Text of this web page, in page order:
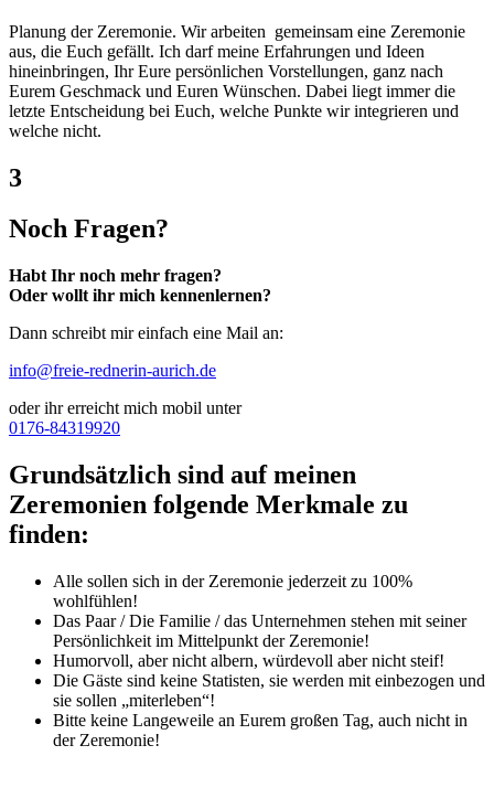
Planung der Zeremonie. Wir arbeiten gemeinsam eine Zeremonie
aus, die Euch gefällt. Ich darf meine Erfahrungen und Ideen
hineinbringen, Ihr Eure persönlichen Vorstellungen, ganz nach
Eurem Geschmack und Euren Wünschen. Dabei liegt immer die
letzte Entscheidung bei Euch, welche Punkte wir integrieren und
welche nicht.
3
Noch Fragen?
Habt Ihr noch mehr fragen?
Oder wollt ihr mich kennenlernen?
Dann schreibt mir einfach eine Mail an:
info@freie-rednerin-aurich.de
oder ihr erreicht mich mobil unter
0176-84319920
Grundsätzlich sind auf meinen
Zeremonien folgende Merkmale zu
finden:
Alle sollen sich in der Zeremonie jederzeit zu 100%
wohlfühlen!
Das Paar / Die Familie / das Unternehmen stehen mit seiner
Persönlichkeit im Mittelpunkt der Zeremonie!
Humorvoll, aber nicht albern, würdevoll aber nicht steif!
Die Gäste sind keine Statisten, sie werden mit einbezogen und
sie sollen „miterleben“!
Bitte keine Langeweile an Eurem großen Tag, auch nicht in
der Zeremonie!